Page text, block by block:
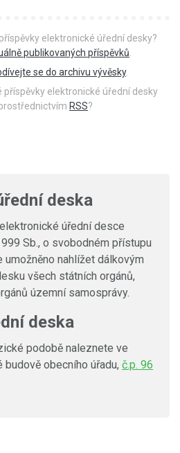
elektronické úřední desky?
publikovaných příspěvků
se do archivu vývěsky.
příspěvky elektronické úřední desky
RSS?
deska
úřední desce
Sb., o svobodném přístupu
umožněno nahlížet dálkovým
všech státních orgánů,
územní samosprávy.
deska
podobě naleznete ve
obecního úřadu, č.p. 96